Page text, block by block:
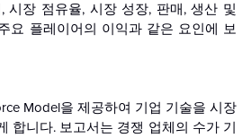
시장 점유율, 시장 성장, 판매, 생산 및
요 플레이어의 이익과 같은 요인에 보
Model을 제공하여 기업 기술을 시장
합니다. 보고서는 경쟁 업체의 수가 기